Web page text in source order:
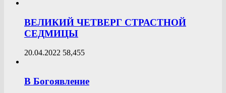
ВЕЛИКИЙ ЧЕТВЕРГ СТРАСТНОЙ
СЕДМИЦЫ
20.04.2022 58,455
В Богоявление